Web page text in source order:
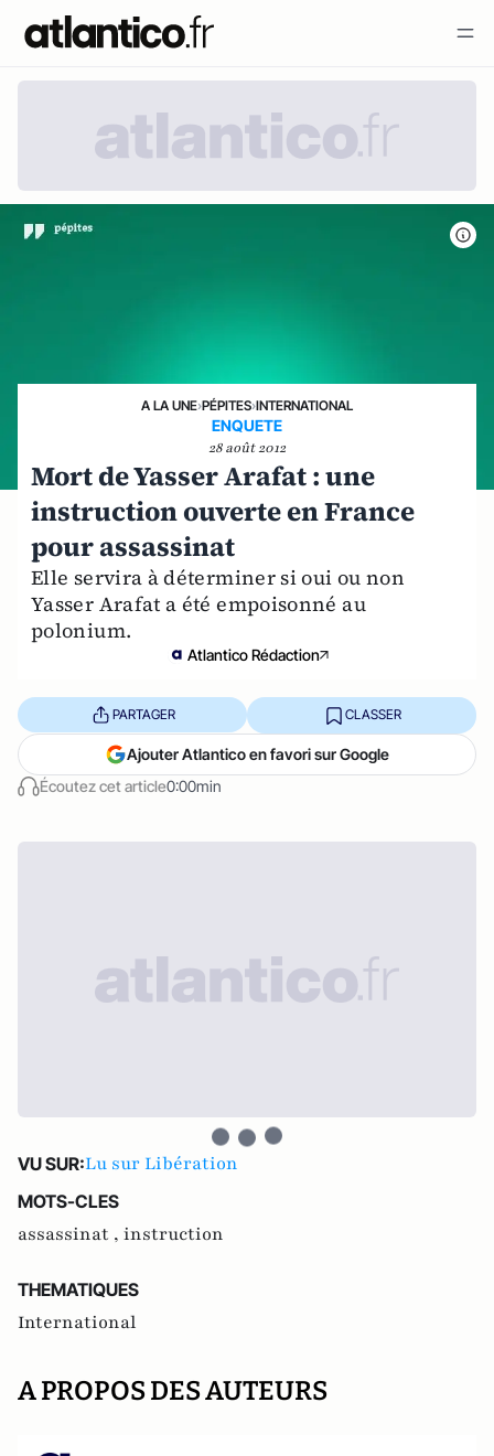
A LA UNE›PÉPITES›INTERNATIONAL
ENQUETE
28 août 2012
Mort de Yasser Arafat : une
instruction ouverte en France
pour assassinat
Elle servira à déterminer si oui ou non
Yasser Arafat a été empoisonné au
polonium.
Atlantico Rédaction
Écoutez cet article0:00min
PARTAGER CLASSER
Ajouter Atlantico en favori sur Google
VU SUR:Lu sur Libération
MOTS-CLES
assassinat , instruction
THEMATIQUES
International
A PROPOS DES AUTEURS